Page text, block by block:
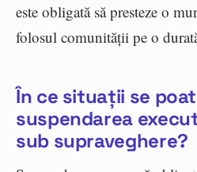
este obligată să presteze o
folosul comunității pe o
În ce situații se
suspendarea
sub supraveghere?